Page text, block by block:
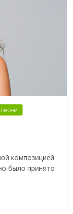
композицией
было принято